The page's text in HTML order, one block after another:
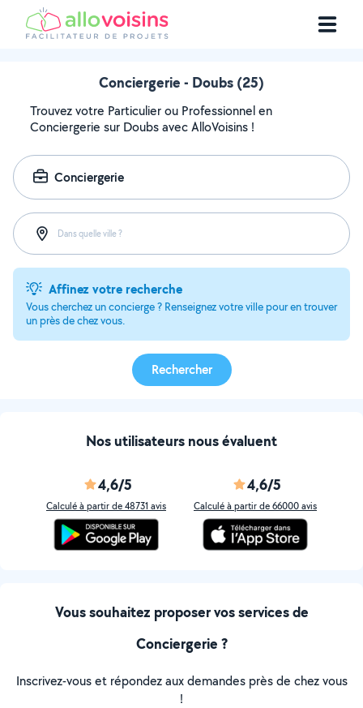
Conciergerie - Doubs (25)
Trouvez votre Particulier ou Professionnel en
Conciergerie sur Doubs avec AlloVoisins !
Conciergerie
Dans quelle ville ?
Affinez votre recherche
Vous cherchez un concierge ? Renseignez votre ville pour en trouver
un près de chez vous.
Rechercher
Nos utilisateurs nous évaluent
4,6/5
Calculé à partir de 48731 avis
4,6/5
Calculé à partir de 66000 avis
Vous souhaitez proposer vos services de
Conciergerie ?
Inscrivez-vous et répondez aux demandes près de chez vous
!